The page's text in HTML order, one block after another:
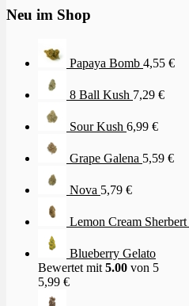
Neu im Shop
Papaya Bomb 4,55 €
8 Ball Kush 7,29 €
Sour Kush 6,99 €
Grape Galena 5,59 €
Nova 5,79 €
Lemon Cream Sherbert
Blueberry Gelato
Bewertet mit 5.00 von 5
5,99 €